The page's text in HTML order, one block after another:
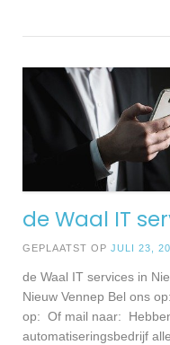
de Waal IT
GEPLAATST OP JULI 23,
de Waal IT services in
Nieuw Vennep Bel ons
op: Of mail naar:
automatiseringsbedrijf